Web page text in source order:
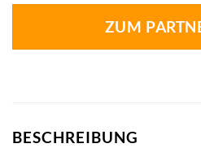
ZUM
BESCHREIBUNG